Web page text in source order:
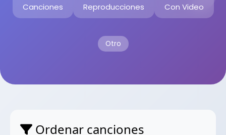
Canciones Reproducciones Con Video
Otro
Ordenar canciones